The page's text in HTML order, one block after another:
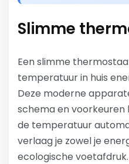
Slimme
Een slimme
temperatuur in huis
Deze moderne
schema en voorkeuren
de temperatuur
verlaag je zowel je
ecologische voetafdruk.